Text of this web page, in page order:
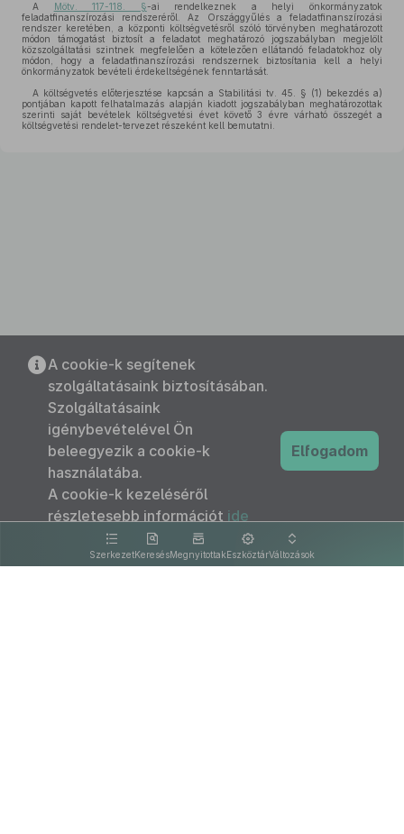
A
Mötv. 117-118. §-ai rendelkeznek a helyi önkormányzatok
feladatfinanszírozási rendszeréről. Az Országgyűlés a feladatfinanszírozási
rendszer keretében, a központi költségvetésről szóló törvényben meghatározott
módon támogatást biztosít a feladatot meghatározó jogszabályban megjelölt
közszolgáltatási szintnek megfelelően a kötelezően ellátandó feladatokhoz oly
módon, hogy a feladatfinanszírozási rendszernek biztosítania kell a helyi
önkormányzatok bevételi érdekeltségének fenntartását.
A költségvetés előterjesztése kapcsán a Stabilitási tv. 45. § (1) bekezdés a)
pontjában kapott felhatalmazás alapján kiadott jogszabályban meghatározottak
szerinti saját bevételek költségvetési évet követő 3 évre várható összegét a
költségvetési rendelet-tervezet részeként kell bemutatni.
SzerkezetKeresésMegnyitottakEszköztárVáltozások
A cookie-k segítenek
szolgáltatásaink biztosításában.
Szolgáltatásaink
igénybevételével Ön
beleegyezik a cookie-k
használatába.
A cookie-k kezeléséről
részletesebb információt ide
kattintva olvashat.
Elfogadom